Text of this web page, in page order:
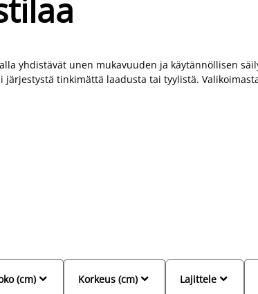
yhdistävät unen mukavuuden ja käytännöllisen
järjestystä tinkimättä laadusta tai tyylistä.
vuodevaatteille tai muille kodin tarvikkeille. Valitse
kauniin ja toimivan.

(cm) 
Korkeus (cm) 
Lajittele